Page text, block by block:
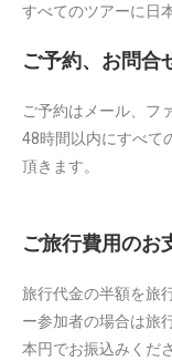
すべてのツアーに日
ご予約、お問合
ご予約はメール、フ
48時間以内にすべて
頂きます。
ご旅行費用のお
旅行代金の半額を旅
ー参加者の場合は旅
本円でお振込みくだ